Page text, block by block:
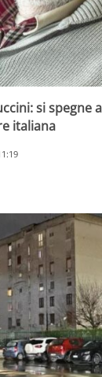
si spegne
italiana